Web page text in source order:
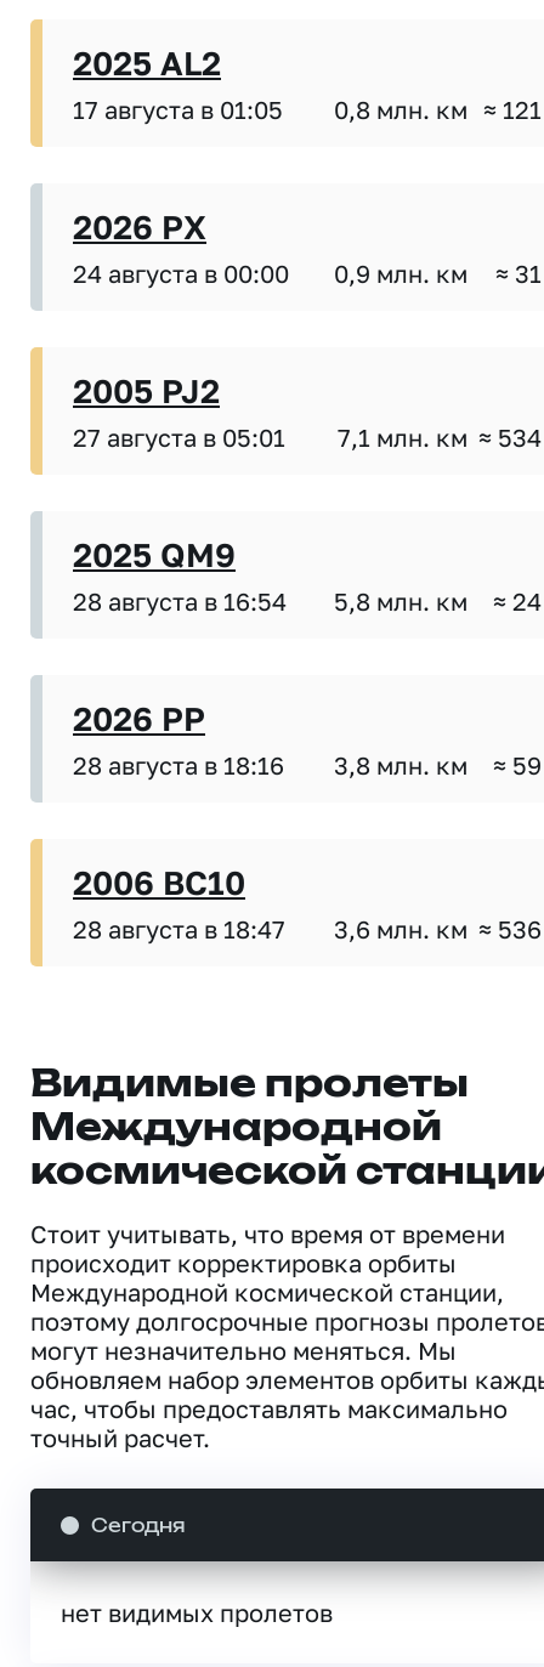
2025 AL2
17 августа в 01:05 0,8 млн. км ≈
2026 PX
24 августа в 00:00 0,9 млн. км ≈
2005 PJ2
27 августа в 05:01 7,1 млн. км ≈
2025 QM9
28 августа в 16:54 5,8 млн. км ≈
2026 PP
28 августа в 18:16 3,8 млн. км ≈
2006 BC10
28 августа в 18:47 3,6 млн. км ≈
Видимые пролеты
Международной
космической
Стоит учитывать, что время от времени
происходит корректировка орбиты
Международной космической станции,
поэтому долгосрочные прогнозы
могут незначительно меняться. Мы
обновляем набор элементов орбиты
час, чтобы предоставлять максимально
точный расчет.
Сегодня
нет видимых пролетов